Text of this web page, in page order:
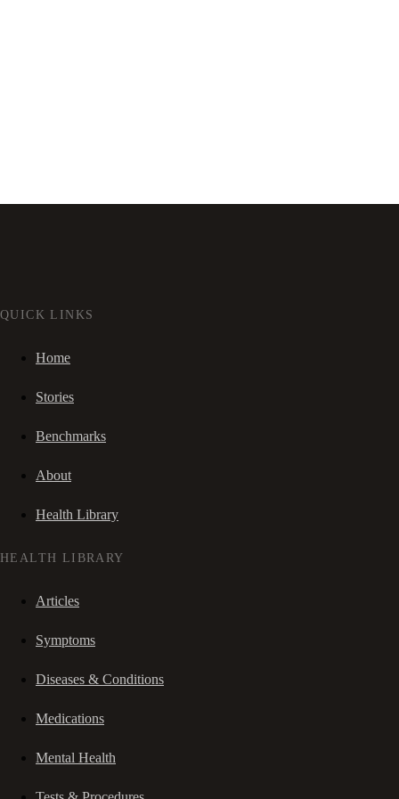
QUICK LINKS
Home
Stories
Benchmarks
About
Health Library
HEALTH LIBRARY
Articles
Symptoms
Diseases & Conditions
Medications
Mental Health